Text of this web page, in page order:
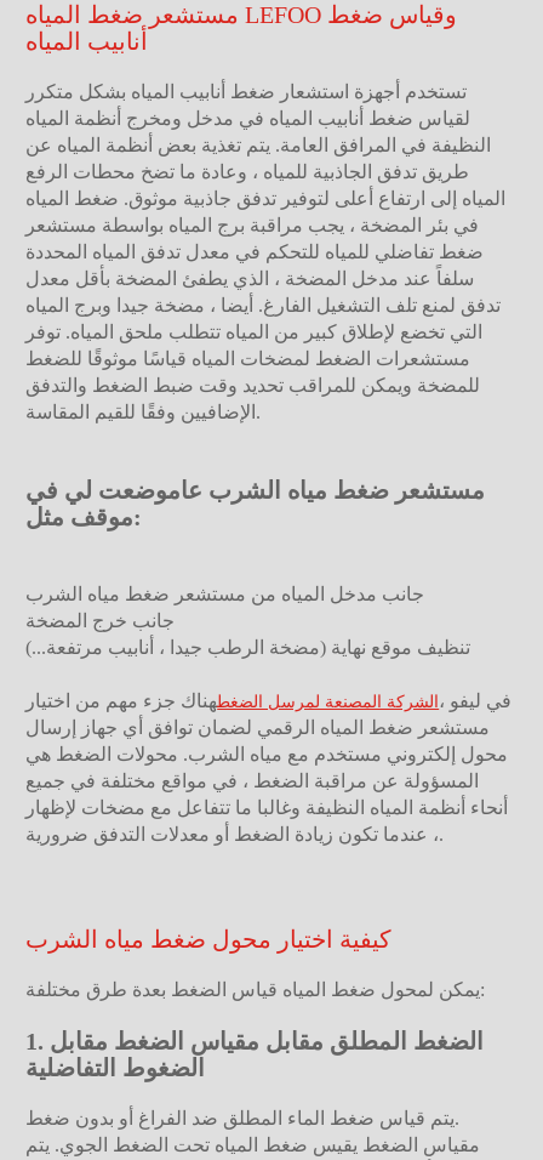
مستشعر ضغط المياه LEFOO وقياس ضغط
أنابيب المياه
تستخدم أجهزة استشعار ضغط أنابيب المياه بشكل متكرر
لقياس ضغط أنابيب المياه في مدخل ومخرج أنظمة المياه
النظيفة في المرافق العامة. يتم تغذية بعض أنظمة المياه عن
طريق تدفق الجاذبية للمياه ، وعادة ما تضخ محطات الرفع
المياه إلى ارتفاع أعلى لتوفير تدفق جاذبية موثوق. ضغط المياه
في بئر المضخة ، يجب مراقبة برج المياه بواسطة مستشعر
ضغط تفاضلي للمياه للتحكم في معدل تدفق المياه المحددة
سلفاً عند مدخل المضخة ، الذي يطفئ المضخة بأقل معدل
تدفق لمنع تلف التشغيل الفارغ. أيضا ، مضخة جيدا وبرج المياه
التي تخضع لإطلاق كبير من المياه تتطلب ملحق المياه. توفر
مستشعرات الضغط لمضخات المياه قياسًا موثوقًا للضغط
للمضخة ويمكن للمراقب تحديد وقت ضبط الضغط والتدفق
الإضافيين وفقًا للقيم المقاسة.
مستشعر ضغط مياه الشرب عاموضعت لي في
موقف مثل:
جانب مدخل المياه من مستشعر ضغط مياه الشرب
جانب خرج المضخة
تنظيف موقع نهاية (مضخة الرطب جيدا ، أنابيب مرتفعة...)
في ليفو ، الشركة المصنعة لمرسل الضغطهناك جزء مهم من اختيار
مستشعر ضغط المياه الرقمي لضمان توافق أي جهاز إرسال
محول إلكتروني مستخدم مع مياه الشرب. محولات الضغط هي
المسؤولة عن مراقبة الضغط ، في مواقع مختلفة في جميع
أنحاء أنظمة المياه النظيفة وغالبا ما تتفاعل مع مضخات لإظهار
، عندما تكون زيادة الضغط أو معدلات التدفق ضرورية.
كيفية اختيار محول ضغط مياه الشرب
يمكن لمحول ضغط المياه قياس الضغط بعدة طرق مختلفة:
1. الضغط المطلق مقابل مقياس الضغط مقابل
الضغوط التفاضلية
يتم قياس ضغط الماء المطلق ضد الفراغ أو بدون ضغط.
مقياس الضغط يقيس ضغط المياه تحت الضغط الجوي. يتم